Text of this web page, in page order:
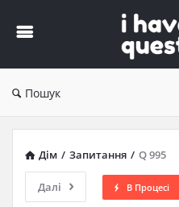
Пошук
Дім / Запитання / Q 995
Далі В Процесі